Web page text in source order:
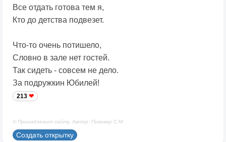
Все отдать готова тем я,
Кто до детства подвезет.
Что-то очень потишело,
Словно в зале нет гостей.
Так сидеть - совсем не дело.
За подружкин Юбилей!
213
© Принадлежит сайту. Автор: Пивовар С.М.
Создать открытку